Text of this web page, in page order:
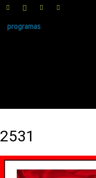
programas
2531